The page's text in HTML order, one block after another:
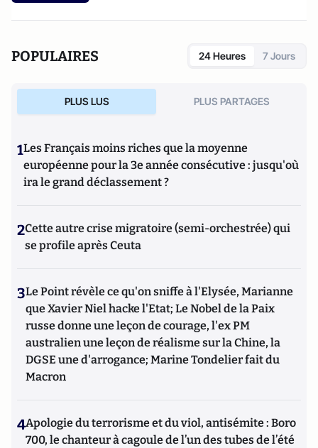
POPULAIRES 24 Heures 7 Jours
PLUS LUS PLUS PARTAGES
1Les Français moins riches que la moyenne
européenne pour la 3e année consécutive : jusqu'où
ira le grand déclassement ?
2Cette autre crise migratoire (semi-orchestrée) qui
se profile après Ceuta
3Le Point révèle ce qu'on sniffe à l'Elysée, Marianne
que Xavier Niel hacke l'Etat; Le Nobel de la Paix
russe donne une leçon de courage, l'ex PM
australien une leçon de réalisme sur la Chine, la
DGSE une d'arrogance; Marine Tondelier fait du
Macron
4Apologie du terrorisme et du viol, antisémite : Boro
700, le chanteur à cagoule de l’un des tubes de l’été